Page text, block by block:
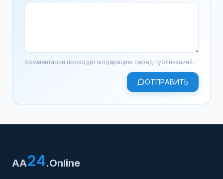
Комментарии проходят модерацию перед публикацией.
ОТПРАВИТЬ
AA24.Online